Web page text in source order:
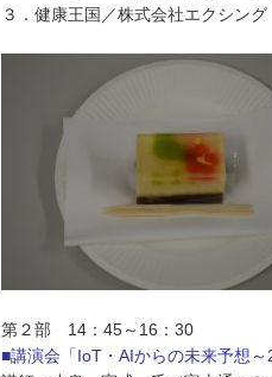
３．健康王国／株式会社エクシン
第２部 14：45～16：30
■講演会「IoT・AIからの未来予想～